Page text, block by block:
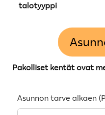
talotyyppi
Pakolliset kentät ovat
Asunnon tarve alkaen